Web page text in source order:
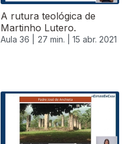
A rutura teológica de
Martinho Lutero.
Aula 36 | 27 min. | 15 abr. 2021